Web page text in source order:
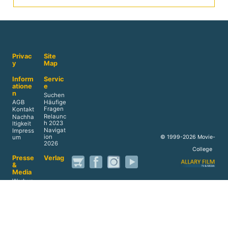
Privac
y
Site
Map
Inform
atione
n
AGB
Kontakt
Nachha
ltigkeit
Impress
um
Servic
e
Suchen
Häufige
Fragen
Relaunc
h 2023
Navigat
ion
2026
Presse
&
Media
Werbun
Verlag
© 1999-2026 Movie-
College